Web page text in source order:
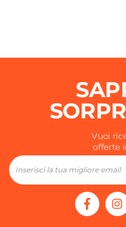
Vuoi
offerte